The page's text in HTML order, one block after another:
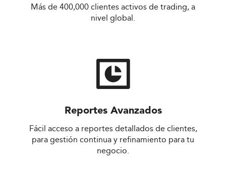
Más de 400,000 clientes activos de trading, a
nivel global.
Reportes Avanzados
Fácil acceso a reportes detallados de clientes,
para gestión continua y refinamiento para tu
negocio.